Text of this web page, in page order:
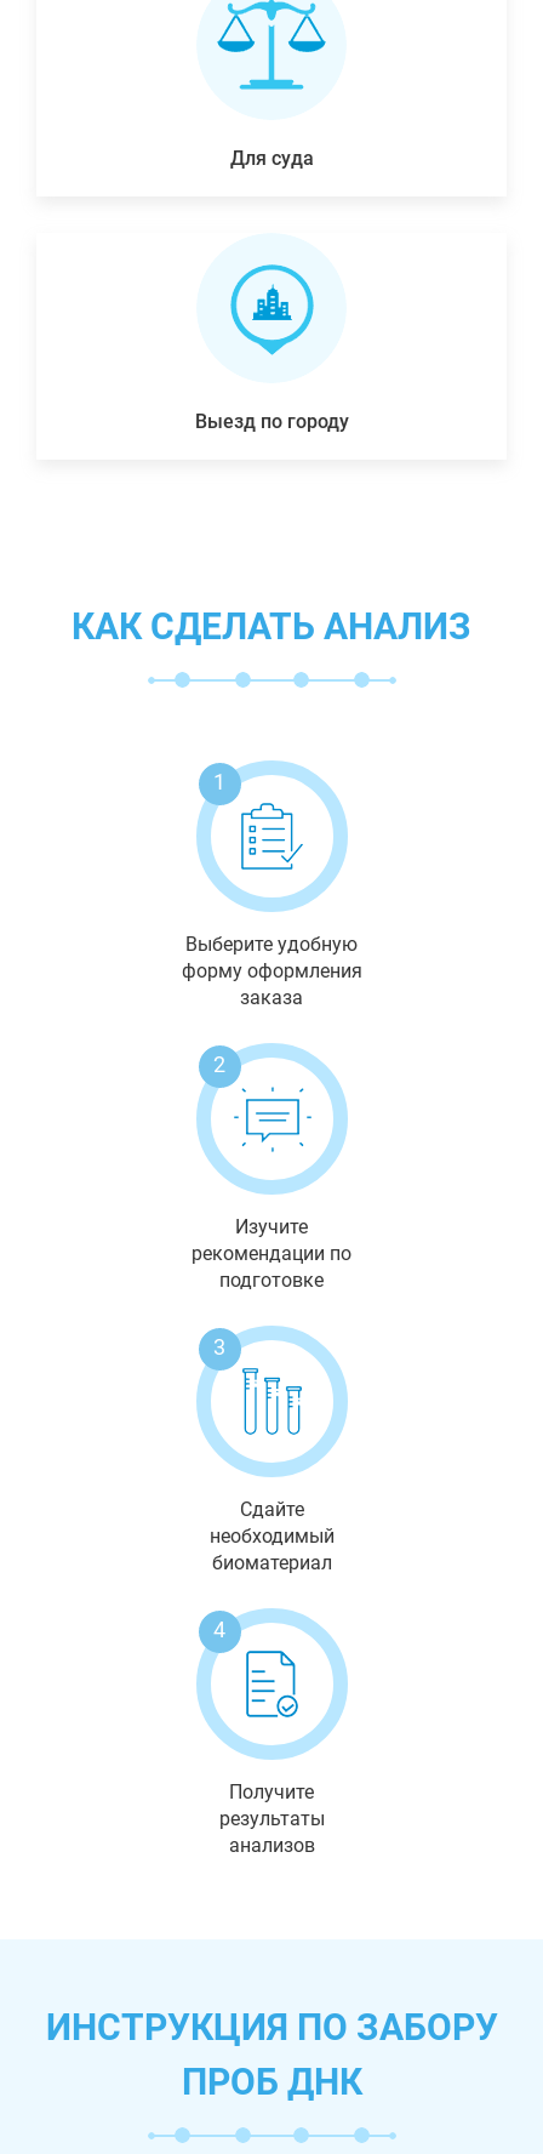
Для суда
Выезд по городу
КАК СДЕЛАТЬ АНАЛИЗ
1
Выберите удобную
форму оформления
заказа
2
Изучите
рекомендации по
подготовке
3
Сдайте
необходимый
биоматериал
4
Получите
результаты
анализов
ИНСТРУКЦИЯ ПО ЗАБОРУ
ПРОБ ДНК